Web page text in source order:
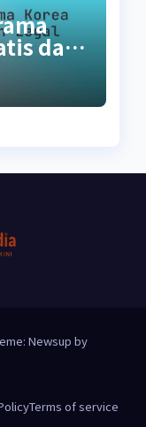
dan
Newsup by
Terms of service